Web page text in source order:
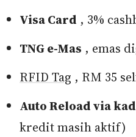
Visa Card , 3%
TNG e-Mas , emas
RFID Tag , RM 35
Auto Reload via
kredit masih aktif)